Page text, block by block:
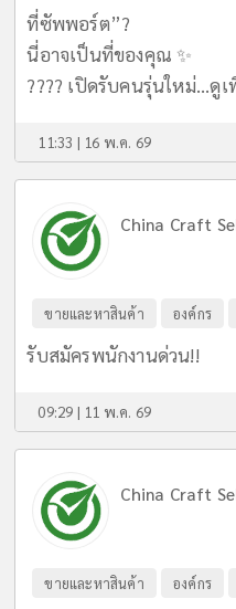
ที่ซัพพอร์ต”?
นี่อาจเป็นที่ของคุณ ✨
???? เปิดรับคนรุ่นใหม่...ดูเ
11:33 | 16 พ.ค. 69
China Craft
ขายและหาสินค้า องค์กร
รับสมัครพนักงานด่วน!!
09:29 | 11 พ.ค. 69
China Craft
ขายและหาสินค้า องค์กร